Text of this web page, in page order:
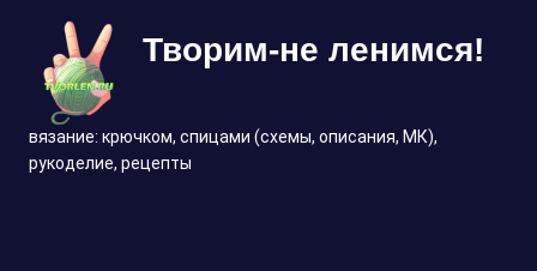
содержимому
Творим-не ленимся!
вязание: крючком, спицами (схемы, описания, МК),
рукоделие, рецепты